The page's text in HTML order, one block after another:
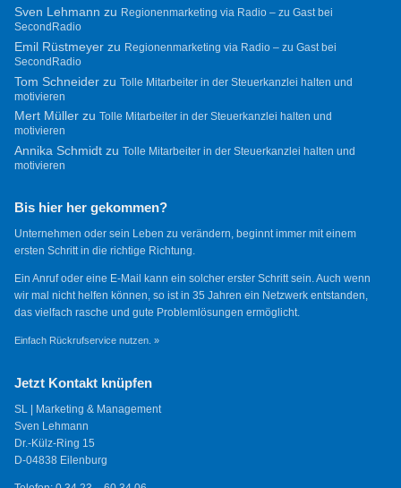
Sven Lehmann zu Regionenmarketing via Radio – zu Gast bei
SecondRadio
Emil Rüstmeyerzu Regionenmarketing via Radio – zu Gast bei
SecondRadio
Tom Schneiderzu Tolle Mitarbeiter in der Steuerkanzlei halten und
motivieren
Mert Müllerzu Tolle Mitarbeiter in der Steuerkanzlei halten und
motivieren
Annika Schmidtzu Tolle Mitarbeiter in der Steuerkanzlei halten und
motivieren
Bis hier her gekommen?
Unternehmen oder sein Leben zu verändern, beginnt immer mit einem
ersten Schritt in die richtige Richtung.
Ein Anruf oder eine E-Mail kann ein solcher erster Schritt sein. Auch wenn
wir mal nicht helfen können, so ist in 35 Jahren ein Netzwerk entstanden,
das vielfach rasche und gute Problemlösungen ermöglicht.
Einfach Rückrufservice nutzen. »
Jetzt Kontakt knüpfen
SL | Marketing & Management
Sven Lehmann
Dr.-Külz-Ring 15
D-04838 Eilenburg